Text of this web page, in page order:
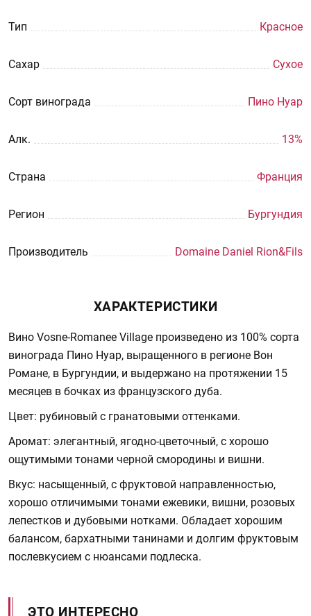
Тип Красное
Сахар Сухое
Сорт винограда Пино Нуар
Aлк. 13%
Страна Франция
Регион Бургундия
Производитель Domaine Daniel Rion&Fils
ХАРАКТЕРИСТИКИ
Вино Vosne-Romanee Village произведено из 100% сорта
винограда Пино Нуар, выращенного в регионе Вон
Романе, в Бургундии, и выдержано на протяжении 15
месяцев в бочках из французского дуба.
Цвет: рубиновый с гранатовыми оттенками.
Аромат: элегантный, ягодно-цветочный, с хорошо
ощутимыми тонами черной смородины и вишни.
Вкус: насыщенный, с фруктовой направленностью,
хорошо отличимыми тонами ежевики, вишни, розовых
лепестков и дубовыми нотками. Обладает хорошим
балансом, бархатными танинами и долгим фруктовым
послевкусием с нюансами подлеска.
ЭТО ИНТЕРЕСНО